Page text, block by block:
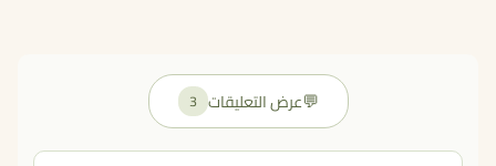
💬عرض التعليقات 3